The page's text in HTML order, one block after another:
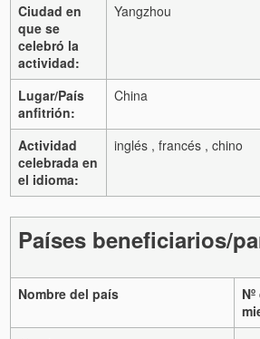
Ciudad en
que se
celebró la
actividad:
Yangzhou
Lugar/País
anfitrión:
China
Actividad
celebrada en
el idioma:
inglés , francés , chino
Países beneficiarios/
Nombre del país